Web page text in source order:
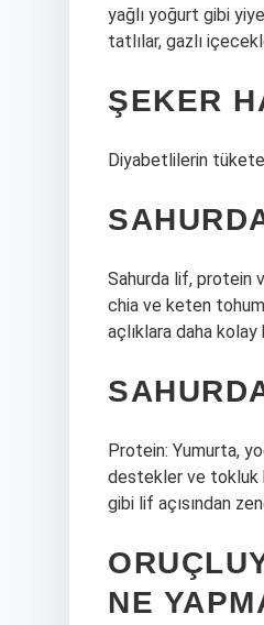
yağlı yoğurt gibi
tatlılar, gazlı
ŞEKER
Diyabetlilerin
Sahurda lif, protein
chia ve keten
açlıklara daha kolay
Protein: Yumurta,
destekler ve tokluk
gibi lif açısından
NE